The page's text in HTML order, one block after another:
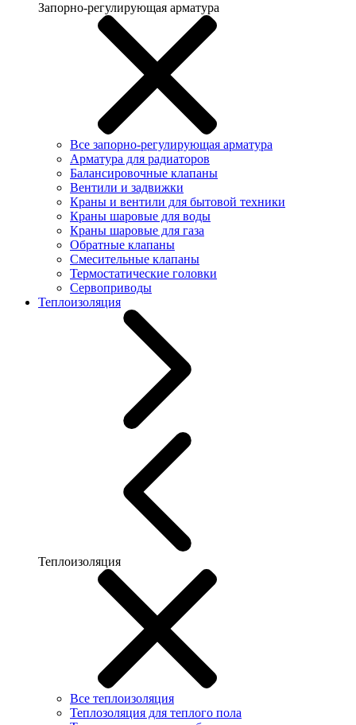
Запорно-регулирующая арматура
Все запорно-регулирующая арматура
Арматура для радиаторов
Балансировочные клапаны
Вентили и задвижки
Краны и вентили для бытовой техники
Краны шаровые для воды
Краны шаровые для газа
Обратные клапаны
Смесительные клапаны
Термостатические головки
Сервоприводы
Теплоизоляция
Теплоизоляция
Все теплоизоляция
Теплозоляция для теплого пола